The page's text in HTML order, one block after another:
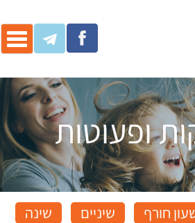
ופעוטות
חורף שיניים
שינה